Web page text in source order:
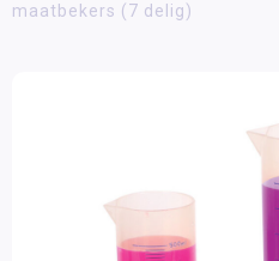
maatbekers (7 delig)